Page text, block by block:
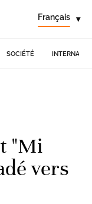
Français ▾
SOCIÉTÉ
"Mi
vers